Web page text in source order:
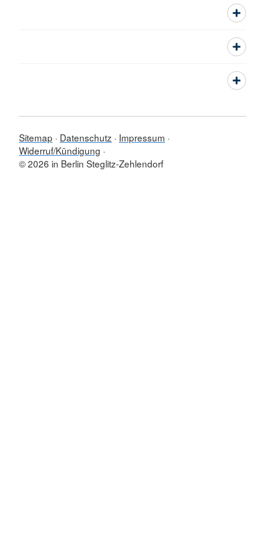
Sitemap Datenschutz
Impressum
Widerruf/Kündigung
© 2026 in Berlin Steglitz-Zehlendorf